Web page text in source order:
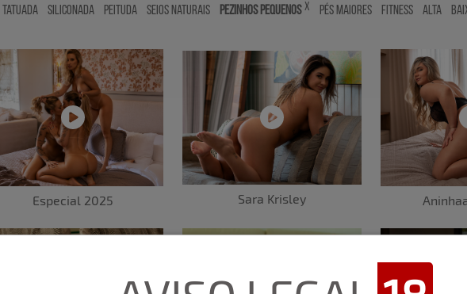
Tatuada Siliconada Peituda Seios Naturais Pezinhos Pequenos x Pés Maiores Fitness Alta
Especial 2025 Sara Krisley